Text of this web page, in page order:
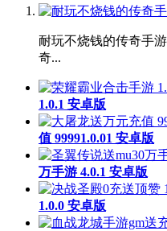
耐玩不烧钱的传奇手
奇...
1.0.1 安卓版
值 99991.0.01 安卓版
万手游 4.0.1 安卓版
1.0.0 安卓版